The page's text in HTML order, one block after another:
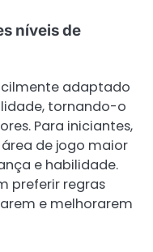
níveis de
adaptado
tornando-o
Para iniciantes,
de jogo maior
e habilidade.
preferir regras
e melhorarem